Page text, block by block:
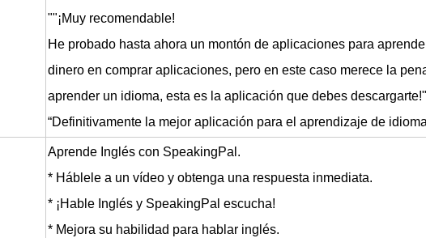
""¡Muy recomendable!
He probado hasta ahora un montón de aplicaciones para
dinero en comprar aplicaciones, pero en este caso merece la
aprender un idioma, esta es la aplicación que debes
“Definitivamente la mejor aplicación para el aprendizaje de
Aprende Inglés con SpeakingPal.
* Háblele a un vídeo y obtenga una respuesta inmediata.
* ¡Hable Inglés y SpeakingPal escucha!
* Mejora su habilidad para hablar inglés.